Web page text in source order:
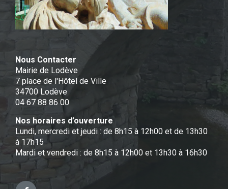
Nous Contacter
Mairie de Lodève
7 place de l'Hôtel de Ville
34700 Lodève
04 67 88 86 00
Nos horaires d’ouverture
Lundi, mercredi et jeudi : de 8h15 à 12h00 et de 13h30
à 17h15
Mardi et vendredi : de 8h15 à 12h00 et 13h30 à 16h30